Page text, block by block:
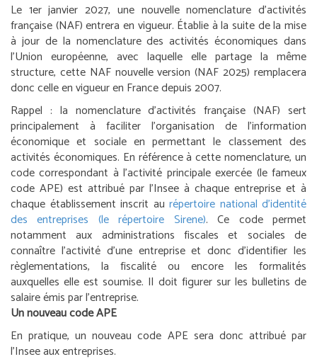
Le 1erjanvier 2027, une nouvelle nomenclature d’activités
française (NAF) entrera en vigueur. Établie à la suite de la mise
à jour de la nomenclature des activités économiques dans
l’Union européenne, avec laquelle elle partage la même
structure, cette NAF nouvelle version (NAF 2025) remplacera
donc celle en vigueur en France depuis 2007.
Rappel : la nomenclature d’activités française (NAF) sert
principalement à faciliter l’organisation de l’information
économique et sociale en permettant le classement des
activités économiques. En référence à cette nomenclature, un
code correspondant à l’activité principale exercée (le fameux
code APE) est attribué par l’Insee à chaque entreprise et à
chaque établissement inscrit au répertoire national d’identité
des entreprises (le répertoire Sirene). Ce code permet
notamment aux administrations fiscales et sociales de
connaître l’activité d’une entreprise et donc d’identifier les
règlementations, la fiscalité ou encore les formalités
auxquelles elle est soumise. Il doit figurer sur les bulletins de
salaire émis par l’entreprise.
Un nouveau code APE
En pratique, un nouveau code APE sera donc attribué par
l’Insee aux entreprises.